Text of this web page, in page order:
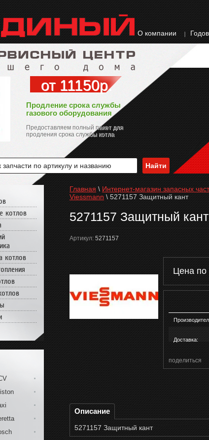
О компании
от 11150р.
Продление срока службы
газового оборудования
Предоставляем полный пакет для
продления срока службы котла
Главная \ Интернет-магазин запасных
Viessmann \ 5271157 Защитный кант
5271157 Защитный
Артикул: 5271157
Цена по
Доставка:
поделиться
Описание
5271157 Защитный кант
котлов
котлов